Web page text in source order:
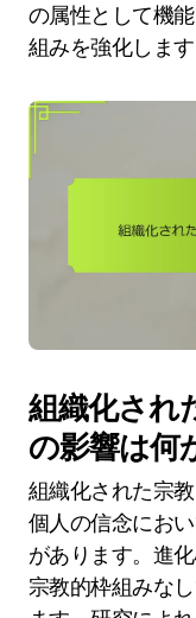
の属性として機
組みを強化します
組織化され
の影響は何
組織化された宗
個人の信念にお
があります。進
宗教的枠組みな